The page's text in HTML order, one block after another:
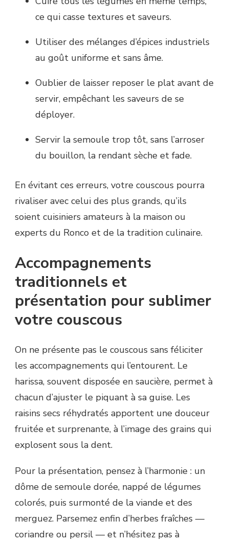
ce qui casse textures et saveurs.
Utiliser des mélanges d’épices industriels
au goût uniforme et sans âme.
Oublier de laisser reposer le plat avant de
servir, empêchant les saveurs de se
déployer.
Servir la semoule trop tôt, sans l’arroser
du bouillon, la rendant sèche et fade.
En évitant ces erreurs, votre couscous pourra
rivaliser avec celui des plus grands, qu’ils
soient cuisiniers amateurs à la maison ou
experts du Ronco et de la tradition culinaire.
Accompagnements
traditionnels et
présentation pour sublimer
votre couscous
On ne présente pas le couscous sans féliciter
les accompagnements qui l’entourent. Le
harissa, souvent disposée en saucière, permet à
chacun d’ajuster le piquant à sa guise. Les
raisins secs réhydratés apportent une douceur
fruitée et surprenante, à l’image des grains qui
explosent sous la dent.
Pour la présentation, pensez à l’harmonie : un
dôme de semoule dorée, nappé de légumes
colorés, puis surmonté de la viande et des
merguez. Parsemez enfin d’herbes fraîches —
coriandre ou persil — et n’hésitez pas à